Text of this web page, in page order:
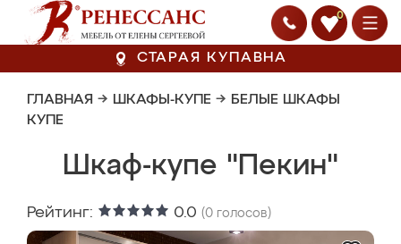
0
СТАРАЯ КУПАВНА
ГЛАВНАЯ → ШКАФЫ-КУПЕ → БЕЛЫЕ ШКАФЫ
КУПЕ
Шкаф-купе "Пекин"
Рейтинг: 0.0 (0 голосов)